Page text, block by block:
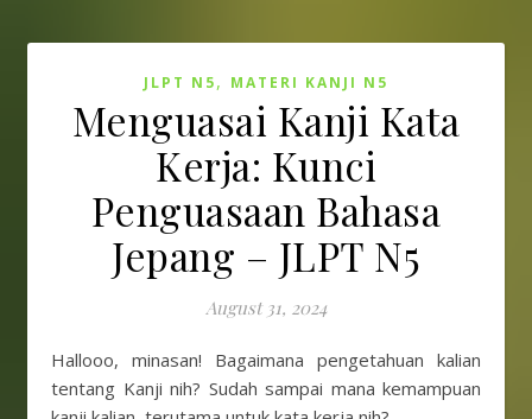
JLPT N5, MATERI KANJI N5
Menguasai Kanji Kata
Kerja: Kunci
Penguasaan Bahasa
Jepang – JLPT N5
August 31, 2024
Hallooo, minasan! Bagaimana pengetahuan kalian
tentang Kanji nih? Sudah sampai mana kemampuan